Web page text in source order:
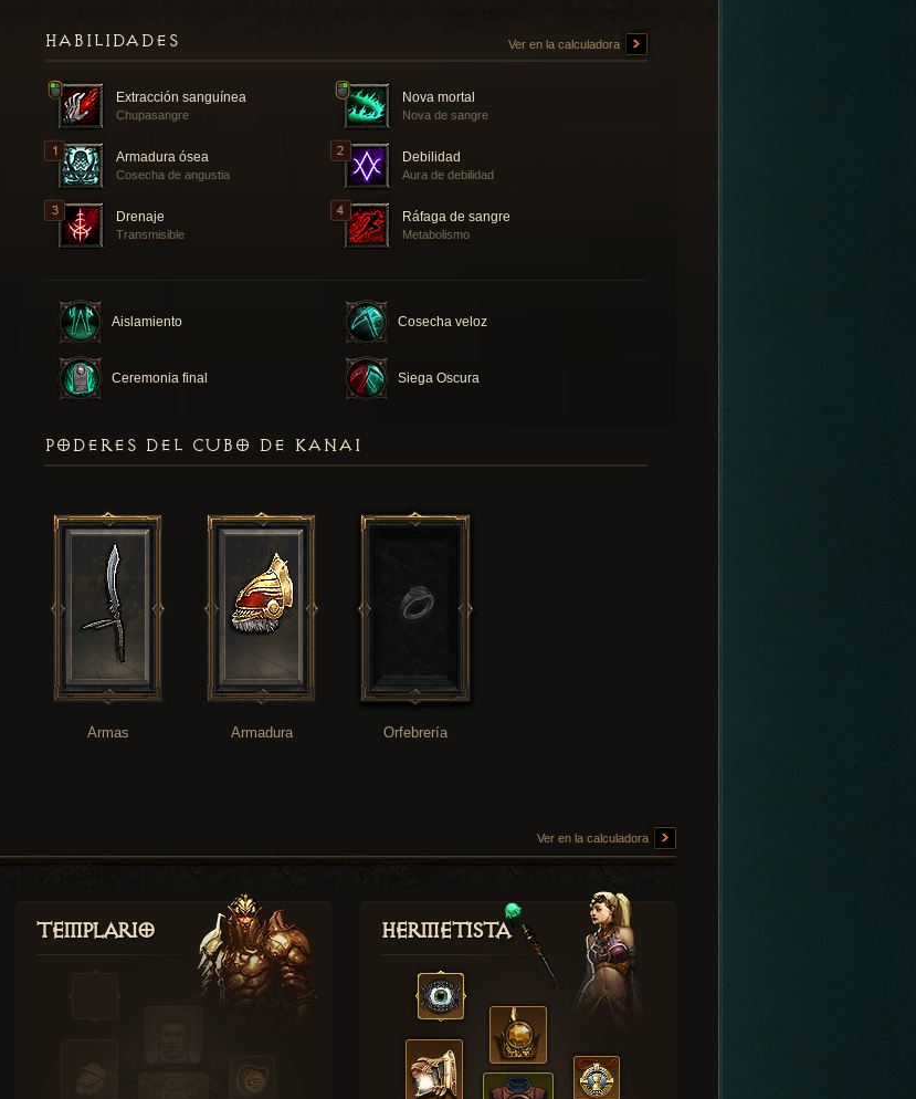
HABILIDADES Ver en la calculadora
Extracción sanguínea
Chupasangre
Nova mortal
Nova de sangre
Armadura ósea
Cosecha de angustia
Debilidad
Aura de debilidad
Drenaje
Transmisible
Ráfaga de sangre
Metabolismo
Aislamiento Cosecha veloz
Ceremonia final Siega Oscura
PODERES DEL CUBO DE KANAI
Armas Armadura Orfebrería
Ver en la calculadora
Templario Hermetista